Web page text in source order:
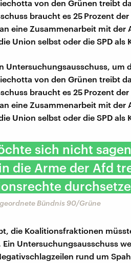
von den Grünen treibt
braucht es 25 Prozent
eine Zusammenarbeit mit der
Union selbst oder die SPD als
Untersuchungsausschuss, um
von den Grünen treibt
braucht es 25 Prozent
eine Zusammenarbeit mit der
Union selbst oder die SPD als
sich nicht
die Arme der Afd
Bündnis 90/Grüne
die Koalitionsfraktionen
Untersuchungsausschuss
rund um